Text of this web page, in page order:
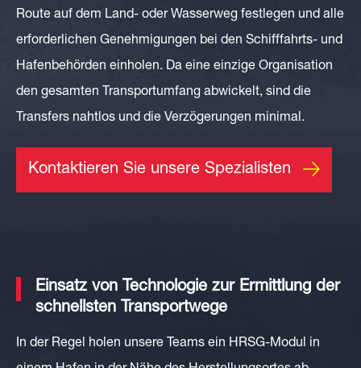
Route auf dem Land- oder Wasserweg festlegen und alle
erforderlichen Genehmigungen bei den Schifffahrts- und
Hafenbehörden einholen. Da eine einzige Organisation
den gesamten Transportumfang abwickelt, sind die
Transfers nahtlos und die Verzögerungen minimal.
Kontaktieren Sie unsere Spezialisten
Einsatz von Technologie zur Ermittlung der
schnellsten Transportwege
In der Regel holen unsere Teams ein HRSG-Modul in